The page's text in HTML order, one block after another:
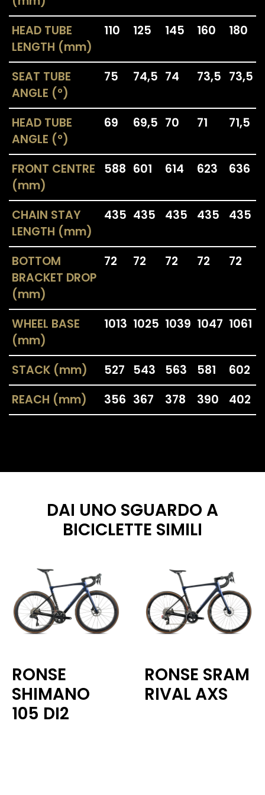
HEAD TUBE
LENGTH (mm)
110 125 145 160 180
SEAT TUBE
ANGLE (°)
75 74,5 74 73,5 73,5
HEAD TUBE
ANGLE (°)
69 69,5 70 71 71,5
FRONT CENTRE
(mm)
588 601 614 623 636
CHAIN STAY
LENGTH (mm)
435 435 435 435 435
BOTTOM
BRACKET DROP
(mm)
72 72 72 72 72
WHEEL BASE
(mm)
1013 1025 1039 1047 1061
STACK (mm) 527 543 563 581
602
REACH (mm)
356 367 378 390 402
DAI UNO SGUARDO A
BICICLETTE SIMILI
RONSE
SHIMANO
105 DI2
RONSE SRAM
RIVAL AXS